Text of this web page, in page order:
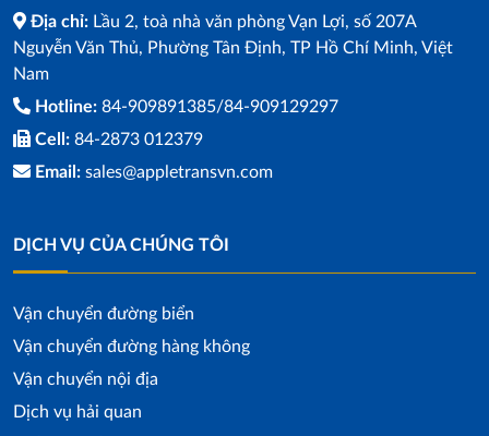
Địa chỉ: Lầu 2, toà nhà văn phòng Vạn Lợi, số 207A
Nguyễn Văn Thủ, Phường Tân Định, TP Hồ Chí Minh, Việt
Nam
Hotline: 84-909891385/84-909129297
Cell: 84-2873 012379
Email: sales@appletransvn.com
DỊCH VỤ CỦA CHÚNG TÔI
Vận chuyển đường biển
Vận chuyển đường hàng không
Vận chuyển nội địa
Dịch vụ hải quan